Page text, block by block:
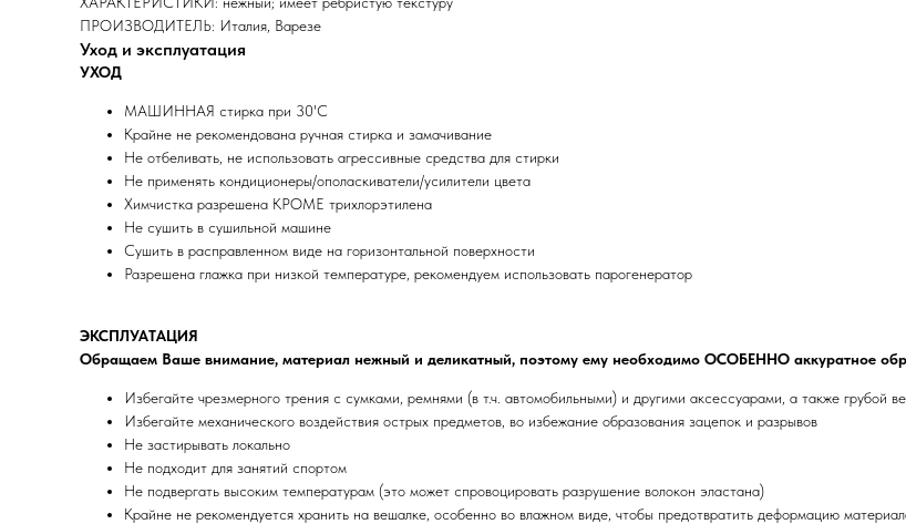
ПРОИЗВОДИТЕЛЬ: Италия, Варезе
Уход и эксплуатация
УХОД
МАШИННАЯ стирка при 30'C
Крайне не рекомендована ручная стирка и замачивание
Не отбеливать, не использовать агрессивные средства для стирки
Не применять кондиционеры/ополаскиватели/усилители цвета
Химчистка разрешена КРОМЕ трихлорэтилена
Не сушить в сушильной машине
Сушить в расправленном виде на горизонтальной поверхности
Разрешена глажка при низкой температуре, рекомендуем использовать парогенератор
ЭКСПЛУАТАЦИЯ
Обращаем Ваше внимание, материал нежный и деликатный, поэтому ему необходимо ОСОБЕННО аккуратное
Избегайте чрезмерного трения с сумками, ремнями (в т.ч. автомобильными) и другими аксессуарами, а также грубой
Избегайте механического воздействия острых предметов, во избежание образования зацепок и разрывов
Не застирывать локально
Не подходит для занятий спортом
Не подвергать высоким температурам (это может спровоцировать разрушение волокон эластана)
Крайне не рекомендуется хранить на вешалке, особенно во влажном виде, чтобы предотвратить деформацию